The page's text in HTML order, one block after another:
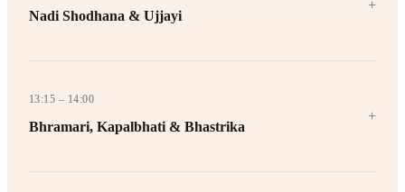
Nadi Shodhana & Ujjayi
+
ozeanischen Atem für tiefe parasympathische Aktivierung meistern
13:15 – 14:00
Bhramari, Kapalbhati & Bhastrika
+